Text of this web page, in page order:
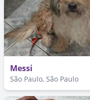
Messi
São Paulo, São Paulo